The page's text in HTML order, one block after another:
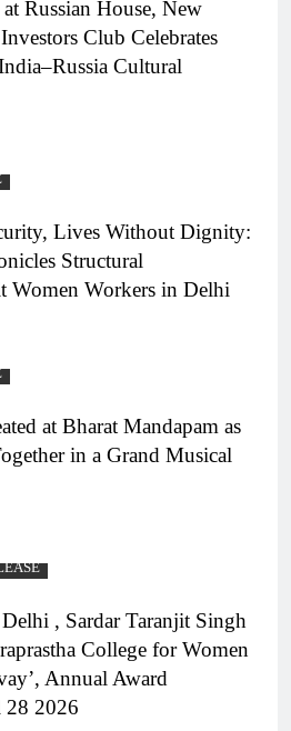
Russian House, New
Club Celebrates
Cultural
Lives Without Dignity:
Structural
Workers in Delhi
at Bharat Mandapam as
in a Grand Musical
, Sardar Taranjit Singh
College for Women
Annual Award
28 2026